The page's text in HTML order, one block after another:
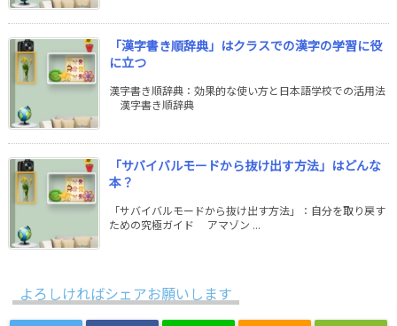
「漢字書き順辞典」はクラスでの漢字の学習に役
に立つ
漢字書き順辞典：効果的な使い方と日本語学校での活用法
漢字書き順辞典
「サバイバルモードから抜け出す方法」はどんな
本？
「サバイバルモードから抜け出す方法」：自分を取り戻す
ための究極ガイド アマゾン ...
よろしければシェアお願いします